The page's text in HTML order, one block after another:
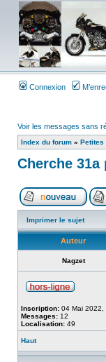
Connexion
Voir les messages sans
Index du forum » Petites
Cherche
Imprimer le sujet
Auteur
Nagzet
Inscription: 04 Mai 2022,
Messages: 12
Localisation: 49
Haut